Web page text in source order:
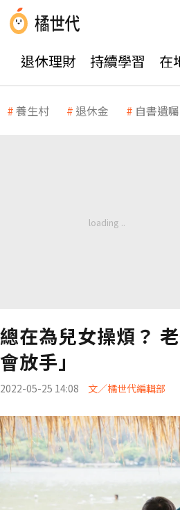
退休理財 持續學習 在
養生村 退休金 自書遺囑
總在為兒女操煩？
會放手」
2022-05-25 14:08 文／橘世代編輯部